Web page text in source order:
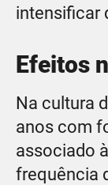
intensificar
Efeitos
Na cultura
anos com
associado
frequência